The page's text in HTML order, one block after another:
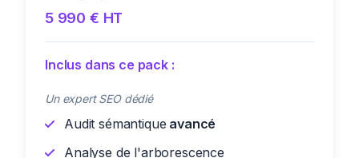
5 990 € HT
Inclus dans ce pack :
Un expert SEO dédié
Audit sémantique avancé
Analyse de l'arborescence